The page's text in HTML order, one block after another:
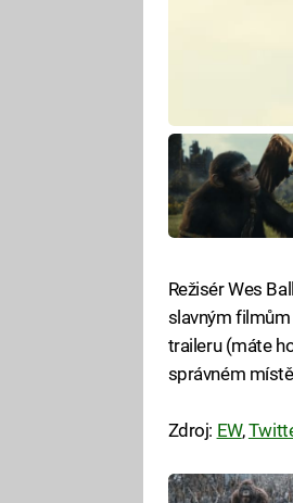
Režisér Wes
slavným
traileru (máte
správném
Zdroj: EW,